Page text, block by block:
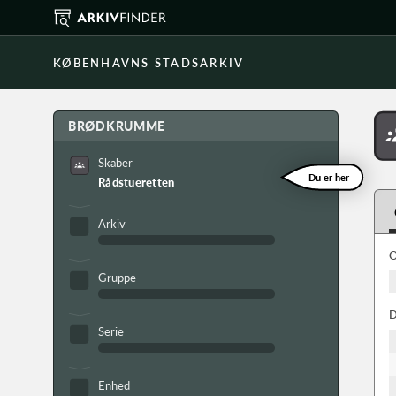
KØBENHAVNS STADSARKIV
BRØDKRUMME
Skaber
Rådstueretten
Du er her
Arkiv
Gruppe
Serie
Enhed